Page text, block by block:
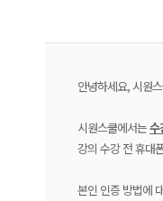
안녕하세요, 시원
시원스쿨에서는수
강의 수강 전 휴대
본인 인증 방법에